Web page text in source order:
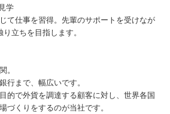
学
て仕事を習得。先輩のサポートを受けなが
立ちを目指します。
。
行まで、幅広いです。
的で外貨を調達する顧客に対し、世界各国
づくりをするのが当社です。